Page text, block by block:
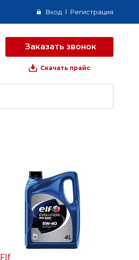
Вход Регистрация
Заказать звонок
Скачать прайс
Elf